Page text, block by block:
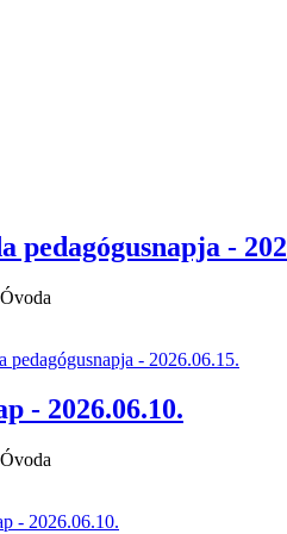
pedagógusnapja -
- 2026.06.15.
- 2026.06.10.
- 2026.06.10.